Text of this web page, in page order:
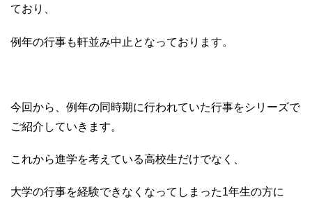
ており、
例年の行事も軒並み中止となっております。
今回から、例年の同時期に行われていた行事をシリーズで
ご紹介していきます。
これから進学を考えている高校生だけでなく、
大学の行事を経験できなくなってしまった1年生の方に